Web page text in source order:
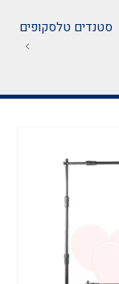
סטנדים טלסקופים